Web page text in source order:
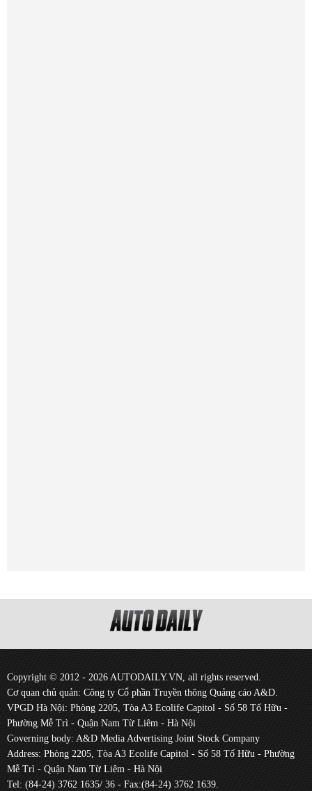
Copyright © 2012 - 2026 AUTODAILY.VN, all rights reserved.
Cơ quan chủ quản: Công ty Cổ phần Truyền thông Quảng cáo A&D.
VPGD Hà Nội: Phòng 2205, Tòa A3 Ecolife Capitol - Số 58 Tố Hữu -
Phường Mễ Trì - Quận Nam Từ Liêm - Hà Nội
Governing body: A&D Media Advertising Joint Stock Company
Address: Phòng 2205, Tòa A3 Ecolife Capitol - Số 58 Tố Hữu - Phường
Mễ Trì - Quận Nam Từ Liêm - Hà Nội
Tel: (84-24) 3762 1635/ 36 - Fax:(84-24) 3762 1639.